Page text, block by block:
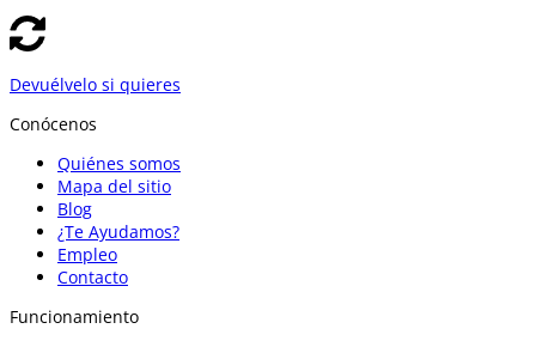
Devuélvelo si quieres
Conócenos
Quiénes somos
Mapa del sitio
Blog
¿Te Ayudamos?
Empleo
Contacto
Funcionamiento